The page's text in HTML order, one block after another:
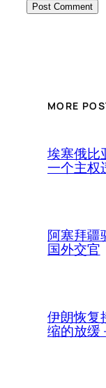
MORE
埃塞俄比
一个主权
阿塞拜疆
国外交官
伊朗恢复
缩的放缓